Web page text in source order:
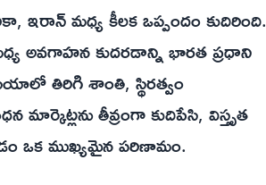
ఇరాన్ మధ్య కీలక ఒప్పందం కుదిరింది.
అవగాహన కుదరడాన్ని భారత ప్రధాని
తిరిగి శాంతి, స్థిరత్వం
తీవ్రంగా కుదిపేసి, విస్తృత
ఒక ముఖ్యమైన పరిణామం.